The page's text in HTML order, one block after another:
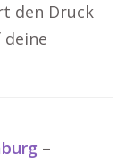
den Druck
–